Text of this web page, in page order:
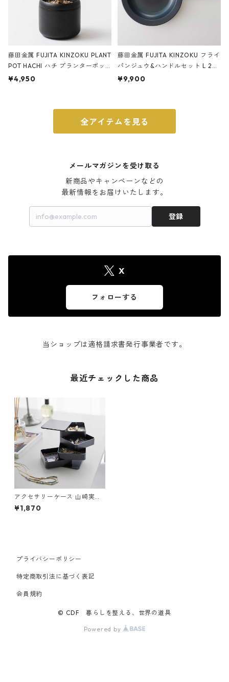
藤田金属 FUJITA KINZOKU PLANT
POT HACHI ハチ プランターポッ
ト 3号 ブラック
¥4,950
藤田金属 FUJITA KINZOKU フライ
パンジュウ&ハンドルセット L 24c
m ガス火・IH対応 鉄フライパン
¥9,900
全アイテムを見る
メールマガジンを受け取る
新商品やキャンペーンなどの
最新情報をお届けいたします。
登録
X
フォローする
当ショップは適格請求書発行事業者です。
最近チェックした商品
アクセサリーケース 山崎実業
tower タワー アクセサリート
レー 4段 スクエア ブラック
¥1,870
プライバシーポリシー
特定商取引法に基づく表記
会員規約
© CDF 暮らしを整える、世界の道具
Powered by